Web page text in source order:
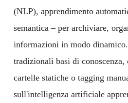
(NLP), apprendimento
semantica – per archiviare,
informazioni in modo
tradizionali basi di conoscenza,
cartelle statiche o tagging
sull'intelligenza artificiale